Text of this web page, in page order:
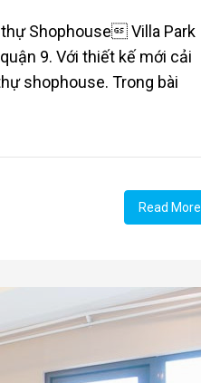
Shophouse Villa Park
9. Với thiết kế mới cải
shophouse. Trong bài
Read More